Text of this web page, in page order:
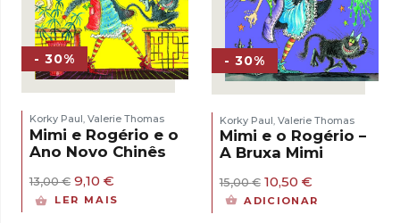
- 30%
Korky Paul, Valerie Thomas
Mimi e Rogério e o
Ano Novo Chinês
13,00€ O
preço
9,10 €
preço
LER MAIS
- 30%
Korky Paul Valerie Thomas
Mimi e o Rogério –
A Bruxa Mimi
15,00€ O
preço
10,50 €O
preço
ADICIONAR